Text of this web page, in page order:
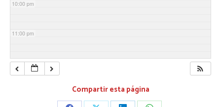
10:00 pm
11:00 pm
Compartir esta página